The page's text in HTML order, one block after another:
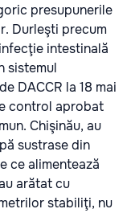
presupunerile
Durleşti precum
intestinală
sistemul
DACCR la 18 mai
control aprobat
Chişinău, au
sustrase din
ce alimentează
arătat cu
stabiliţi, nu